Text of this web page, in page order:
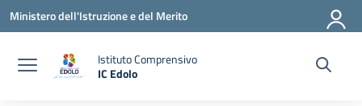
Vai ai contenuti
Vai al menu di navigazione
Vai al footer
Ministero dell'Istruzione e del Merito
Istituto Comprensivo
IC Edolo